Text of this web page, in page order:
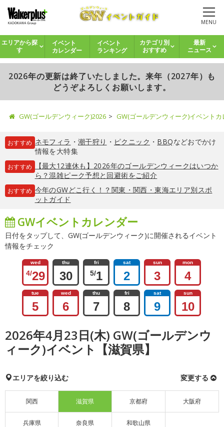
MENU
エリアから探
す
イベント
カレンダー
イベント
ランキング
カテゴリ別
おすすめ
最新
ニュース
2026年の更新は終了いたしました。来年（2027年）も
どうぞよろしくお願いします。
GW(ゴールデンウィーク)2026 GW(ゴールデンウィーク)イベント
おすすめ ネモフィラ ・ 潮干狩り ・ ピクニック ・ BBQなどおでかけ
情報を大特集
おすすめ
【最大12連休も】2026年のゴールデンウィークはいつか
ら？混雑ピーク予想と回避術をご紹介
おすすめ 今年のGWどこ行く！？関東・関西・東海エリア別スポ
ットガイド
GWイベントカレンダー
日付をタップして、GW(ゴールデンウィーク)に開催されるイベント
情報をチェック
wed
4/29
thu
30
fri
5/1
sat
2
sun
3
mon
4
tue
5
wed
6
thu
7
fri
8
sat
9
sun
10
2026年4月23日(木) GW(ゴールデンウ
ィーク)イベント【滋賀県】
エリアを絞り込む 変更する
関西 滋賀県 京都府 大阪府
兵庫県 奈良県 和歌山県